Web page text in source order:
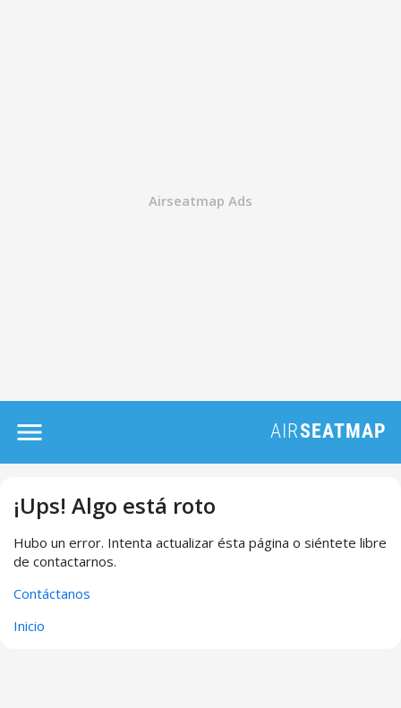
¡Ups! Algo está roto
Hubo un error. Intenta actualizar ésta página o siéntete libre
de contactarnos.
Contáctanos
Inicio